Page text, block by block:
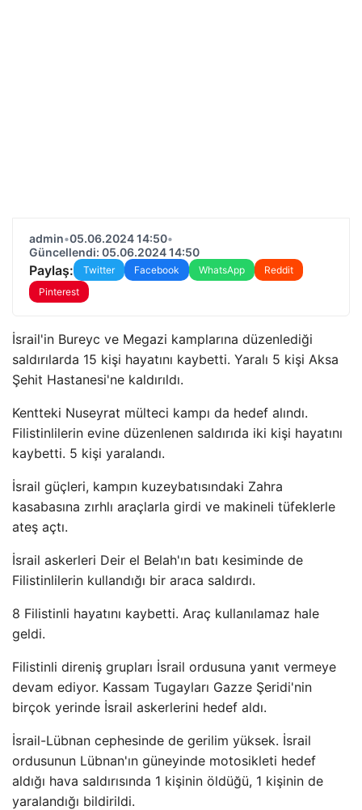
admin•05.06.2024 14:50•
Güncellendi: 05.06.2024 14:50
Paylaş: Twitter Facebook WhatsApp
Reddit
Pinterest
İsrail'in Bureyc ve Megazi kamplarına düzenlediği
saldırılarda 15 kişi hayatını kaybetti. Yaralı 5 kişi Aksa
Şehit Hastanesi'ne kaldırıldı.
Kentteki Nuseyrat mülteci kampı da hedef alındı.
Filistinlilerin evine düzenlenen saldırıda iki kişi hayatını
kaybetti. 5 kişi yaralandı.
İsrail güçleri, kampın kuzeybatısındaki Zahra
kasabasına zırhlı araçlarla girdi ve makineli tüfeklerle
ateş açtı.
İsrail askerleri Deir el Belah'ın batı kesiminde de
Filistinlilerin kullandığı bir araca saldırdı.
8 Filistinli hayatını kaybetti. Araç kullanılamaz hale
geldi.
Filistinli direniş grupları İsrail ordusuna yanıt vermeye
devam ediyor. Kassam Tugayları Gazze Şeridi'nin
birçok yerinde İsrail askerlerini hedef aldı.
İsrail-Lübnan cephesinde de gerilim yüksek. İsrail
ordusunun Lübnan'ın güneyinde motosikleti hedef
aldığı hava saldırısında 1 kişinin öldüğü, 1 kişinin de
yaralandığı bildirildi.